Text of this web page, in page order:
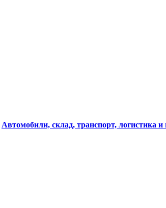
Автомобили, склад, транспорт, логистика и